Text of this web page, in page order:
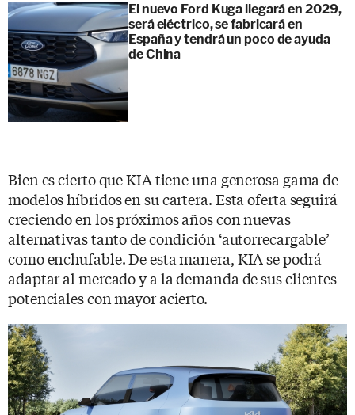
El nuevo Ford Kuga llegará en 2029,
será eléctrico, se fabricará en
España y tendrá un poco de ayuda
de China
Bien es cierto que KIA tiene una generosa gama de
modelos híbridos en su cartera. Esta oferta seguirá
creciendo en los próximos años con nuevas
alternativas tanto de condición ‘autorrecargable’
como enchufable. De esta manera, KIA se podrá
adaptar al mercado y a la demanda de sus clientes
potenciales con mayor acierto.